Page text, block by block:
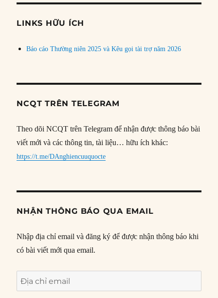
đề
LINKS HỮU ÍCH
Báo cáo Thường niên 2025 và Kêu gọi tài trợ năm 2026
NCQT TRÊN TELEGRAM
Theo dõi NCQT trên Telegram để nhận được thông báo bài
viết mới và các thông tin, tài liệu… hữu ích khác:
https://t.me/DAnghiencuuquocte
NHẬN THÔNG BÁO QUA EMAIL
Nhập địa chỉ email và đăng ký để được nhận thông báo khi
có bài viết mới qua email.
Địa
chỉ